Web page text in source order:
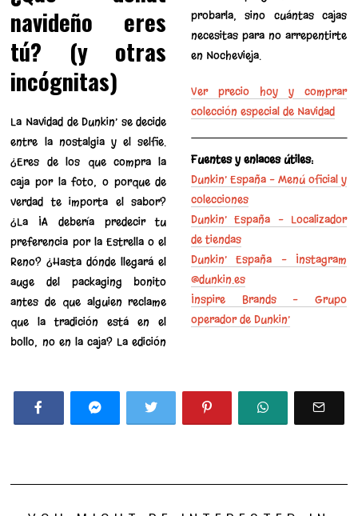
navideño eres
tú? (y otras
incógnitas)
La Navidad de Dunkin’ se decide
entre la nostalgia y el selfie.
¿Eres de los que compra la
caja por la foto, o porque de
verdad te importa el sabor?
¿La IA debería predecir tu
preferencia por la Estrella o el
Reno? ¿Hasta dónde llegará el
auge del packaging bonito
antes de que alguien reclame
que la tradición está en el
bollo, no en la caja? La edición
probarla, sino cuántas cajas
necesitas para no arrepentirte
en Nochevieja.
Ver precio hoy y comprar
colección especial de Navidad
Fuentes y enlaces útiles:
Dunkin’ España – Menú oficial y
colecciones
Dunkin’ España – Localizador
de tiendas
Dunkin’ España – Instagram
@dunkin.es
Inspire Brands – Grupo
operador de Dunkin’